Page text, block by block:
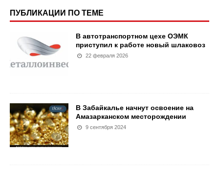
ПУБЛИКАЦИИ ПО ТЕМЕ
В автотранспортном цехе ОЭМК
приступил к работе новый шлаковоз
22 февраля 2026
В Забайкалье начнут освоение на
Амазарканском месторождении
9 сентября 2024